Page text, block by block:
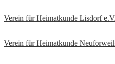
Verein für Heimatkunde Lisdorf e.V.
Verein für Heimatkunde